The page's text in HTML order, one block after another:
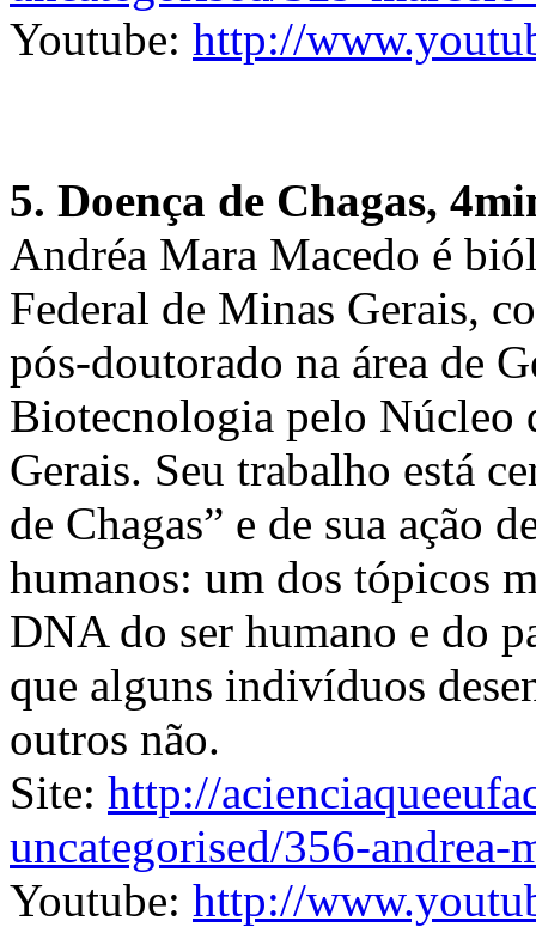
Youtube: http://
5. Doença de Chagas,
Andréa Mara Macedo é
Federal de Minas Gerais,
pós-doutorado na área de
Biotecnologia pelo Núcleo
Gerais. Seu trabalho está
de Chagas” e de sua ação
humanos: um dos tópicos
DNA do ser humano e do
que alguns indivíduos
outros não.
Site: http://
uncategorised/356-andrea-
Youtube: http://